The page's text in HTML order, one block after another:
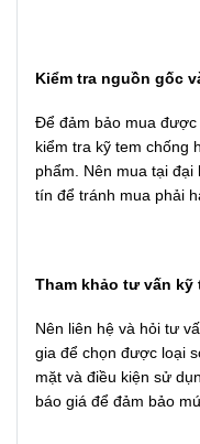
Kiểm tra nguồn gốc
Để đảm bảo mua được
kiểm tra kỹ tem chống
phẩm. Nên mua tại
tín để tránh mua phải
Tham khảo tư vấn
Nên liên hệ và hỏi tư
gia để chọn được loại
mặt và điều kiện sử
báo giá để đảm bảo